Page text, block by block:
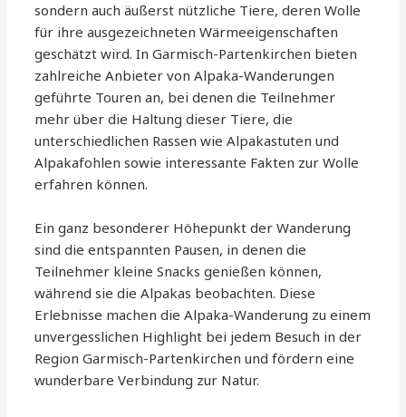
sondern auch äußerst nützliche Tiere, deren Wolle
für ihre ausgezeichneten Wärmeeigenschaften
geschätzt wird. In Garmisch-Partenkirchen bieten
zahlreiche Anbieter von Alpaka-Wanderungen
geführte Touren an, bei denen die Teilnehmer
mehr über die Haltung dieser Tiere, die
unterschiedlichen Rassen wie Alpakastuten und
Alpakafohlen sowie interessante Fakten zur Wolle
erfahren können.
Ein ganz besonderer Höhepunkt der Wanderung
sind die entspannten Pausen, in denen die
Teilnehmer kleine Snacks genießen können,
während sie die Alpakas beobachten. Diese
Erlebnisse machen die Alpaka-Wanderung zu einem
unvergesslichen Highlight bei jedem Besuch in der
Region Garmisch-Partenkirchen und fördern eine
wunderbare Verbindung zur Natur.